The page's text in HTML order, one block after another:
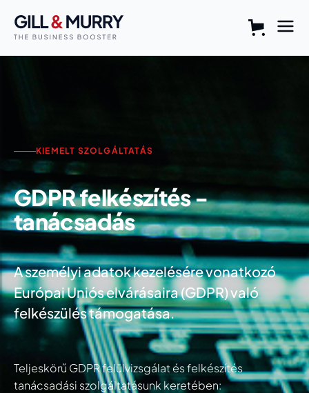
KIEMELT SZOLGÁLTATÁS
GDPR felkészítés -
tanácsadás
A személyi adatok kezelésére vonatkozó
Európai Uniós elvárásaira (GDPR) való
felkészülés támogatása.
Teljeskörű GDPR felülvizsgálat és felkészítés
tanácsadási szolgáltatásunk keretében: